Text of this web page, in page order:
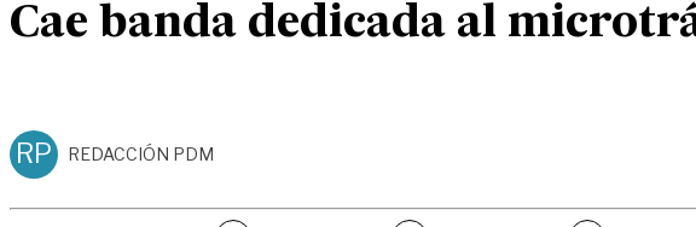
Cae banda dedicada al
RP REDACCIÓN PDM